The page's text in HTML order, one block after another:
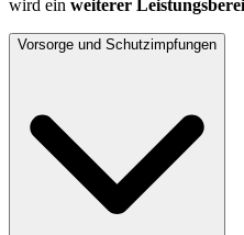
wird ein weiterer
Vorsorge und Schutzimpfungen